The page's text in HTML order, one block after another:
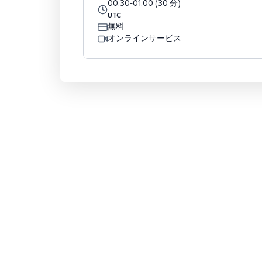
00:30-01:00 (30 分)
UTC
無料
オンラインサービス